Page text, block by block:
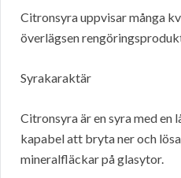
Citronsyra uppvisar många
överlägsen
Syrakaraktär
Citronsyra är en syra med en
kapabel att bryta ner och
mineralfläckar på glasytor.